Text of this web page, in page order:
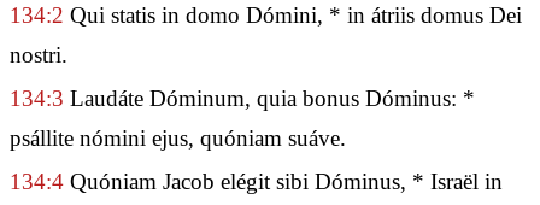
134:2 Qui statis in domo Dómini, * in átriis domus Dei
nostri.
134:3 Laudáte Dóminum, quia bonus Dóminus: *
psállite nómini ejus, quóniam suáve.
134:4 Quóniam Jacob elégit sibi Dóminus, * Israël in